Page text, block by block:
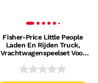
Fisher-Price Little People
Laden En Rijden Truck,
Vrachtwagenspeelset Voor